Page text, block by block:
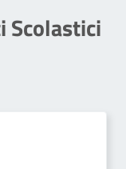
Scolastici